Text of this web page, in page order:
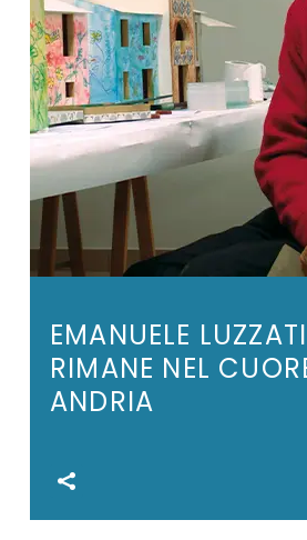
EMANUELE
RIMANE NEL
ANDRIA